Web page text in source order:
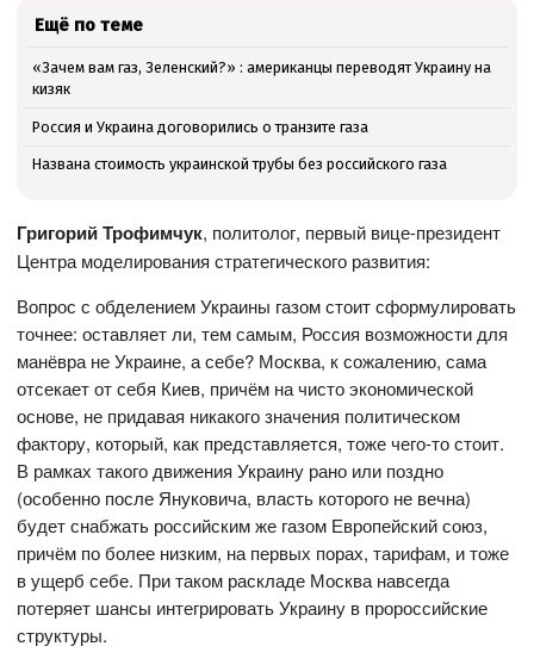
Ещё по теме
«Зачем вам газ, Зеленский?» : американцы переводят Украину на
кизяк
Россия и Украина договорились о транзите газа
Названа стоимость украинской трубы без российского газа
Григорий Трофимчук, политолог, первый вице-президент
Центра моделирования стратегического развития:
Вопрос с обделением Украины газом стоит сформулировать
точнее: оставляет ли, тем самым, Россия возможности для
манёвра не Украине, а себе? Москва, к сожалению, сама
отсекает от себя Киев, причём на чисто экономической
основе, не придавая никакого значения политическом
фактору, который, как представляется, тоже чего-то стоит.
В рамках такого движения Украину рано или поздно
(особенно после Януковича, власть которого не вечна)
будет снабжать российским же газом Европейский союз,
причём по более низким, на первых порах, тарифам, и тоже
в ущерб себе. При таком раскладе Москва навсегда
потеряет шансы интегрировать Украину в пророссийские
структуры.